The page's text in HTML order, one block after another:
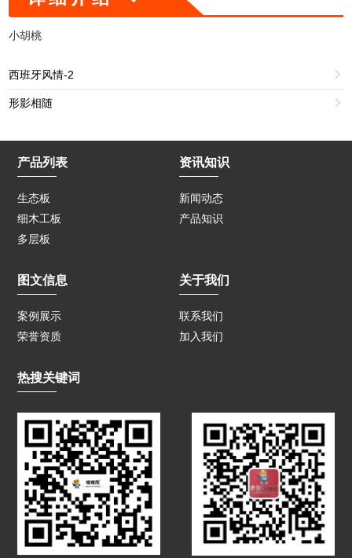
小胡桃
西班牙风情-2 
形影相随 
产品列表
生态板
细木工板
多层板
资讯知识
新闻动态
产品知识
图文信息
案例展示
荣誉资质
关于我们
联系我们
加入我们
热搜关键词